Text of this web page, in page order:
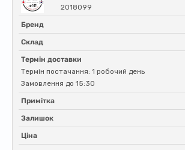
2018099
Бренд
Склад
Термін доставки
Термін постачання: 1 робочий день
Замовлення до 15:30
Примітка
Залишок
Ціна